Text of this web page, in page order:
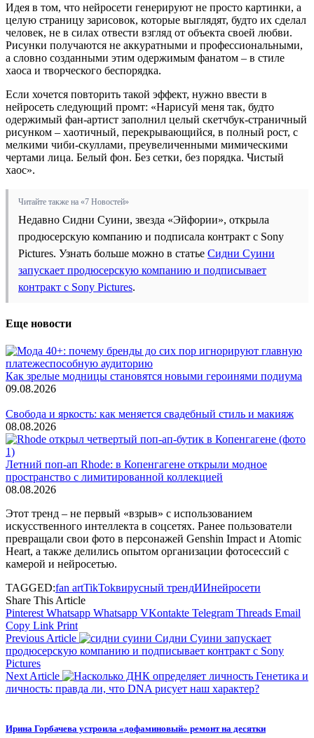
Идея в том, что нейросети генерируют не просто картинки, а
целую страницу зарисовок, которые выглядят, будто их сделал
человек, не в силах отвести взгляд от объекта своей любви.
Рисунки получаются не аккуратными и профессиональными,
а словно созданными этим одержимым фанатом – в стиле
хаоса и творческого беспорядка.
Если хочется повторить такой эффект, нужно ввести в
нейросеть следующий промт: «Нарисуй меня так, будто
одержимый фан-артист заполнил целый скетчбук-страничный
рисунком – хаотичный, перекрывающийся, в полный рост, с
мелкими чиби-скуллами, преувеличенными мимическими
чертами лица. Белый фон. Без сетки, без порядка. Чистый
хаос».
Читайте также на «7 Новостей»
Недавно Сидни Суини, звезда «Эйфории», открыла
продюсерскую компанию и подписала контракт с Sony
Pictures. Узнать больше можно в статье Сидни Суини
запускает продюсерскую компанию и подписывает
контракт с Sony Pictures.
Еще новости
Как зрелые модницы становятся новыми героинями подиума
09.08.2026
Свобода и яркость: как меняется свадебный стиль и макияж
08.08.2026
Летний поп-ап Rhode: в Копенгагене открыли модное
пространство с лимитированной коллекцией
08.08.2026
Этот тренд – не первый «взрыв» с использованием
искусственного интеллекта в соцсетях. Ранее пользователи
превращали свои фото в персонажей Genshin Impact и Atomic
Heart, а также делились опытом организации фотосессий с
камерой и нейросетью.
TAGGED:fan artTikTokвирусный трендИИнейросети
Share This Article
Pinterest Whatsapp Whatsapp VKontakte Telegram Threads Email
Copy Link Print
Previous Article
Сидни Суини запускает
продюсерскую компанию и подписывает контракт с Sony
Pictures
Next Article
Генетика и
личность: правда ли, что DNA рисует наш характер?
Ирина Горбачева устроила «дофаминовый» ремонт на десятки